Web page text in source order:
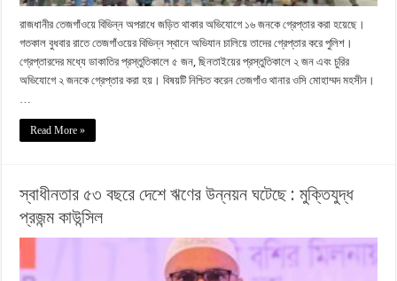
রাজধানীর তেজগাঁওয়ে বিভিন্ন অপরাধে জড়িত থাকার অভিযোগে ১৬ জনকে গ্রেপ্তার করা হয়েছে।
গতকাল বুধবার রাতে তেজগাঁওয়ের বিভিন্ন স্থানে অভিযান চালিয়ে তাদের গ্রেপ্তার করে পুলিশ।
গ্রেপ্তারদের মধ্যে ডাকাতির প্রস্তুতিকালে ৫ জন, ছিনতাইয়ের প্রস্তুতিকালে ২ জন এবং চুরির
অভিযোগে ২ জনকে গ্রেপ্তার করা হয়। বিষয়টি নিশ্চিত করেন তেজগাঁও থানার ওসি মোহাম্মদ মহসীন।
…
Read More »
স্বাধীনতার ৫৩ বছরে দেশে ঋণের উন্নয়ন ঘটেছে : মুক্তিযুদ্ধ
প্রজন্ম কাউন্সিল